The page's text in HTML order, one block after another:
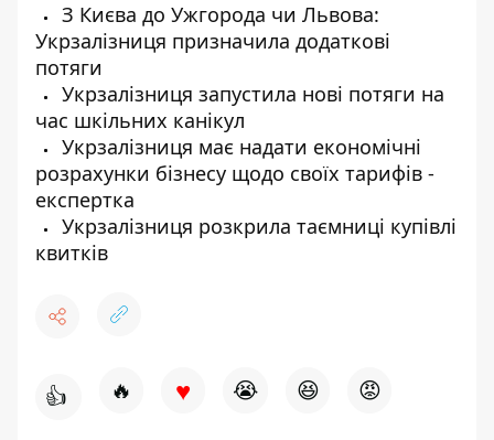
З Києва до Ужгорода чи Львова:
Укрзалізниця призначила додаткові
потяги
Укрзалізниця запустила нові потяги на
час шкільних канікул
Укрзалізниця має надати економічні
розрахунки бізнесу щодо своїх тарифів -
експертка
Укрзалізниця розкрила таємниці купівлі
квитків
👍 🔥 ♥ 😭 😆 😡